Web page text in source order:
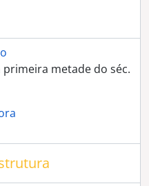
Cunha
Tojo
Gageiro
Caeiro
Silva
primeira metade do séc.